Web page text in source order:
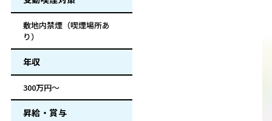
敷地内禁煙（喫煙場所あ
り）
年収
300万円～
昇給・賞与